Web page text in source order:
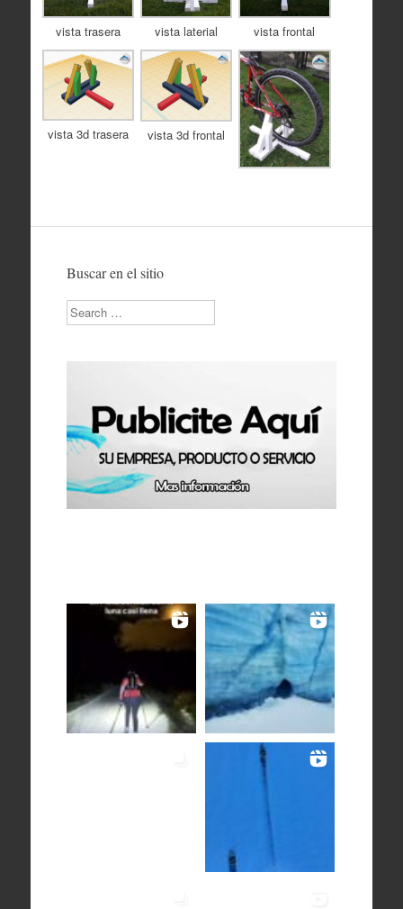
vista trasera vista laterial vista frontal
vista 3d trasera vista 3d frontal
Buscar en el sitio
Search